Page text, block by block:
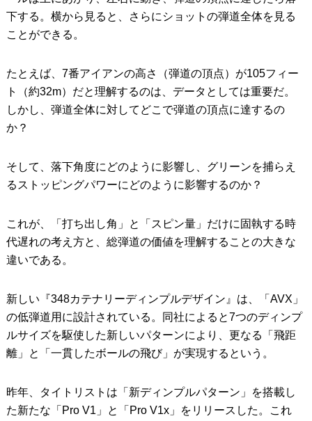
下する。横から見ると、さらにショットの弾道全体を見る
ことができる。
たとえば、7番アイアンの高さ（弾道の頂点）が105フィー
ト（約32m）だと理解するのは、データとしては重要だ。
しかし、弾道全体に対してどこで弾道の頂点に達するの
か？
そして、落下角度にどのように影響し、グリーンを捕らえ
るストッピングパワーにどのように影響するのか？
これが、「打ち出し角」と「スピン量」だけに固執する時
代遅れの考え方と、総弾道の価値を理解することの大きな
違いである。
新しい『348カテナリーディンプルデザイン』は、「AVX」
の低弾道用に設計されている。同社によると7つのディンプ
ルサイズを駆使した新しいパターンにより、更なる「飛距
離」と「一貫したボールの飛び」が実現するという。
昨年、タイトリストは「新ディンプルパターン」を搭載し
た新たな「Pro V1」と「Pro V1x」をリリースした。これ